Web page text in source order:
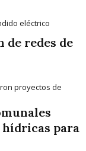
redes de
para